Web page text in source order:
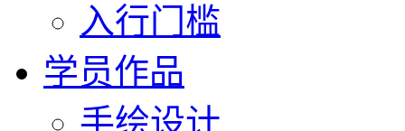
入行门槛
学员作品
手绘设计